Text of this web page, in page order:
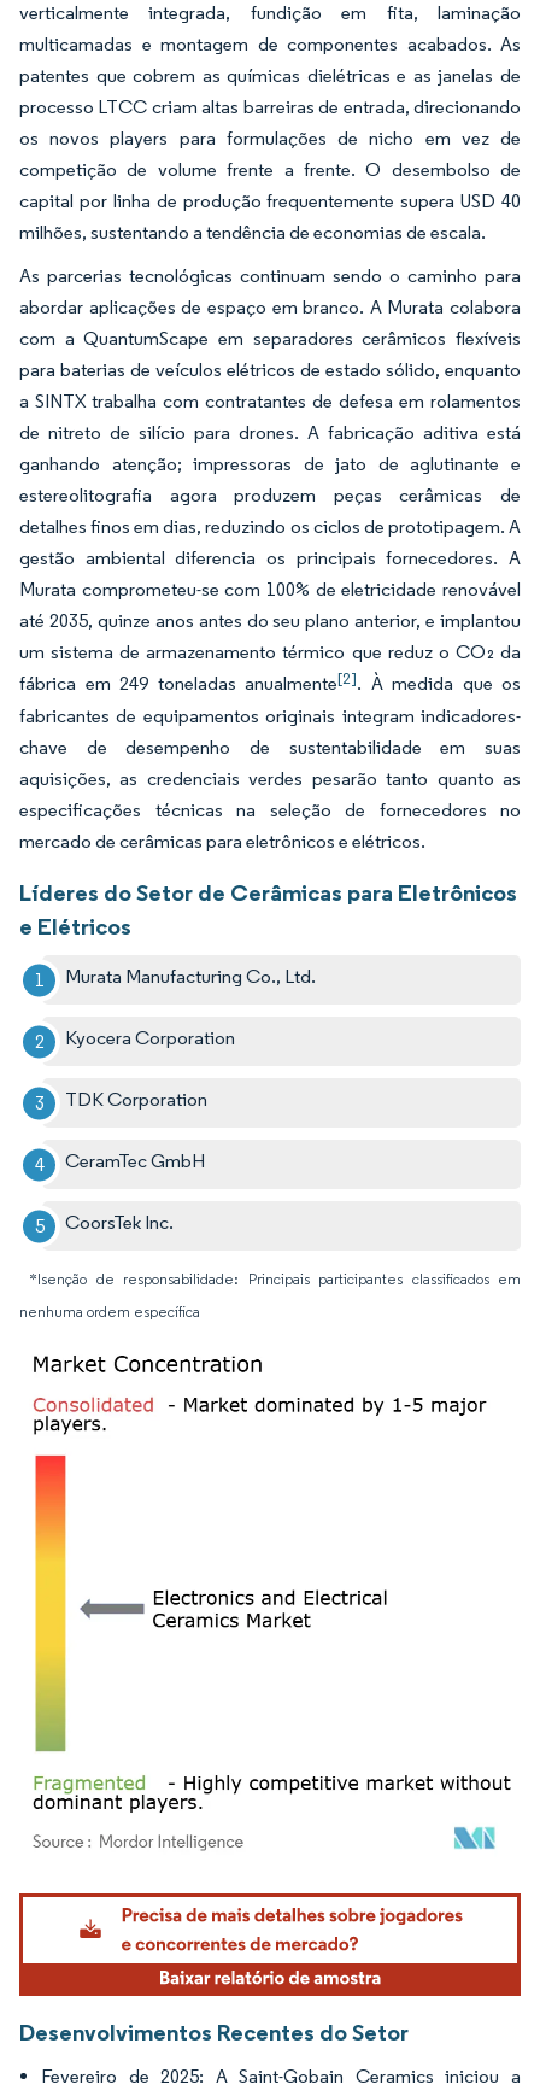
verticalmente integrada, fundição em fita, laminação
multicamadas e montagem de componentes acabados. As
patentes que cobrem as químicas dielétricas e as janelas de
processo LTCC criam altas barreiras de entrada, direcionando
os novos players para formulações de nicho em vez de
competição de volume frente a frente. O desembolso de
capital por linha de produção frequentemente supera USD 40
milhões, sustentando a tendência de economias de escala.
As parcerias tecnológicas continuam sendo o caminho para
abordar aplicações de espaço em branco. A Murata colabora
com a QuantumScape em separadores cerâmicos flexíveis
para baterias de veículos elétricos de estado sólido, enquanto
a SINTX trabalha com contratantes de defesa em rolamentos
de nitreto de silício para drones. A fabricação aditiva está
ganhando atenção; impressoras de jato de aglutinante e
estereolitografia agora produzem peças cerâmicas de
detalhes finos em dias, reduzindo os ciclos de prototipagem. A
gestão ambiental diferencia os principais fornecedores. A
Murata comprometeu-se com 100% de eletricidade renovável
até 2035, quinze anos antes do seu plano anterior, e implantou
um sistema de armazenamento térmico que reduz o CO₂ da
fábrica em 249 toneladas anualmente[2]. À medida que os
fabricantes de equipamentos originais integram indicadores-
chave de desempenho de sustentabilidade em suas
aquisições, as credenciais verdes pesarão tanto quanto as
especificações técnicas na seleção de fornecedores no
mercado de cerâmicas para eletrônicos e elétricos.
Líderes do Setor de Cerâmicas para Eletrônicos
e Elétricos
Murata Manufacturing Co., Ltd.
Kyocera Corporation
TDK Corporation
CeramTec GmbH
CoorsTek Inc.
*Isenção de responsabilidade: Principais participantes classificados em
nenhuma ordem específica
Imagem © Mordor Intelligence. O reuso requer atribuição conforme CC BY 4.0.
Desenvolvimentos Recentes do Setor
Fevereiro de 2025: A Saint-Gobain Ceramics iniciou a